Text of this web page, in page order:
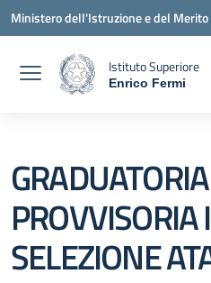
Vai ai contenuti
Vai al menu di navigazione
Vai al footer
Ministero dell'Istruzione e del Merito
Istituto Superiore
Enrico Fermi
GRADUATORIA
SELEZIONE